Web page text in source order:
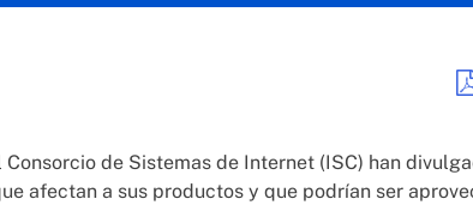
Consorcio de Sistemas de Internet (ISC) han
afectan a sus productos y que podrían ser